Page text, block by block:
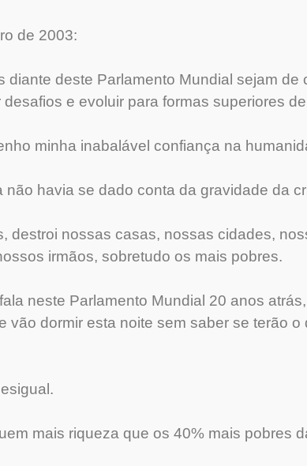
de 2003:
diante deste Parlamento Mundial sejam de
e evoluir para formas superiores
minha inabalável confiança na
havia se dado conta da gravidade da
destroi nossas casas, nossas cidades,
irmãos, sobretudo os mais pobres.
neste Parlamento Mundial 20 anos
vão dormir esta noite sem saber se terão o
mais riqueza que os 40% mais pobres